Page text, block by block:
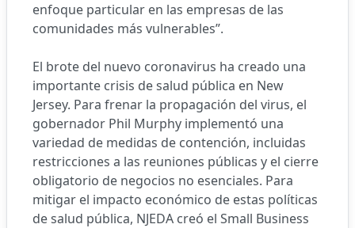
enfoque particular en las empresas de las
comunidades más vulnerables”.
El brote del nuevo coronavirus ha creado una
importante crisis de salud pública en New
Jersey. Para frenar la propagación del virus, el
gobernador Phil Murphy implementó una
variedad de medidas de contención, incluidas
restricciones a las reuniones públicas y el cierre
obligatorio de negocios no esenciales. Para
mitigar el impacto económico de estas políticas
de salud pública, NJEDA creó el Small Business